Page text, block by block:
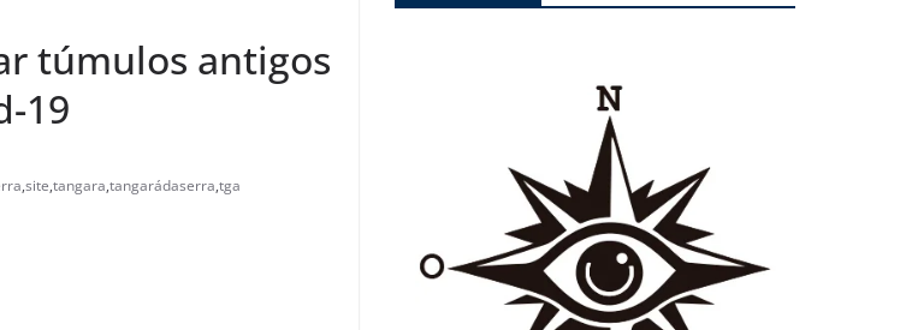
túmulos antigos
19
,site,tangara,tangarádaserra,tga